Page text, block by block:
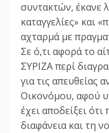
συντακτών, έκανε
καταγγελίες» και
αχταρμά με
Σε ό,τι αφορά το
ΣΥΡΙΖΑ περί
για τις απευθείας
Οικονόμου, αφού
έχει αποδείξει
διαφάνεια και τη